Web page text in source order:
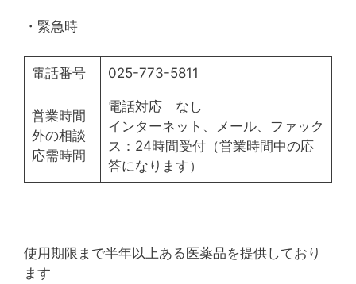
・緊急時
電話番号 025-773-5811
営業時間
外の相談
応需時間
電話対応 なし
インターネット、メール、ファック
ス：24時間受付（営業時間中の応
答になります）
使用期限まで半年以上ある医薬品を提供しており
ます